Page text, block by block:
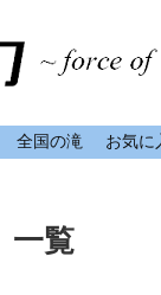
全国の滝 お気に
一覧